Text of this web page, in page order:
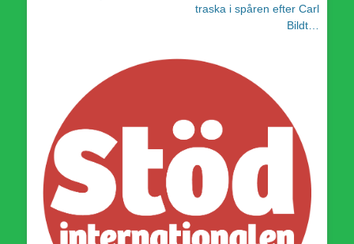
inlägg:traska i spåren efter Carl
Bildt…